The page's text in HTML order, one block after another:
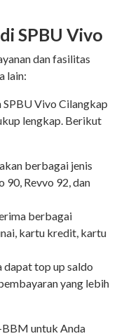
SPBU Vivo
dan fasilitas
lain:
SPBU Vivo Cilangkap
lengkap. Berikut
berbagai jenis
Revvo 92, dan
berbagai
kartu kredit, kartu
dapat top up saldo
yang lebih
BBM untuk Anda